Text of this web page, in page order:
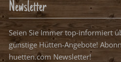
Newsletter
Seien Sie Immer top-informiert
günstige Hütten-Angebote!
huetten.com Newsletter!